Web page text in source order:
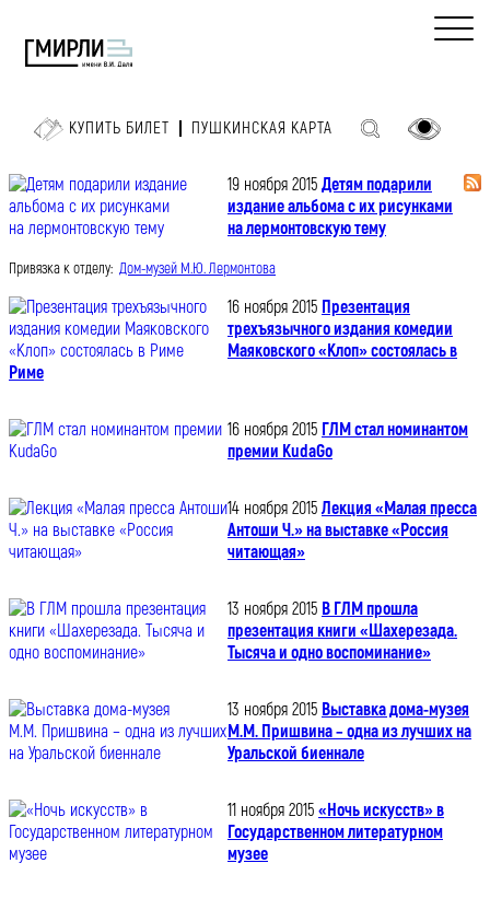
КУПИТЬ БИЛЕТ ПУШКИНСКАЯ КАРТА
19 ноября 2015 Детям подарили
издание альбома с их рисунками
на лермонтовскую тему
Привязка к отделу: Дом-музей М.Ю. Лермонтова
16 ноября 2015 Презентация
трехъязычного издания комедии
Маяковского «Клоп» состоялась в
Риме
16 ноября 2015 ГЛМ стал номинантом
премии KudaGo
14 ноября 2015 Лекция «Малая пресса
Антоши Ч.» на выставке «Россия
читающая»
13 ноября 2015 В ГЛМ прошла
презентация книги «Шахерезада.
Тысяча и одно воспоминание»
13 ноября 2015 Выставка дома-музея
М.М. Пришвина – одна из лучших на
Уральской биеннале
11 ноября 2015 «Ночь искусств» в
Государственном литературном
музее